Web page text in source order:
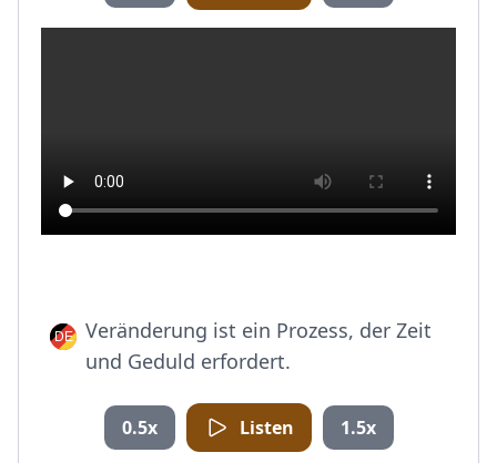
Veränderung ist ein Prozess, der Zeit
und Geduld erfordert.
0.5x Listen 1.5x